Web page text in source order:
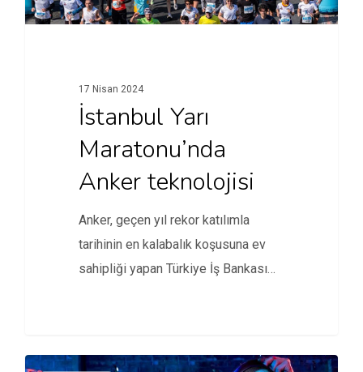
17 Nisan 2024
İstanbul Yarı
Maratonu’nda
Anker teknolojisi
Anker, geçen yıl rekor katılımla
tarihinin en kalabalık koşusuna ev
sahipliği yapan Türkiye İş Bankası…